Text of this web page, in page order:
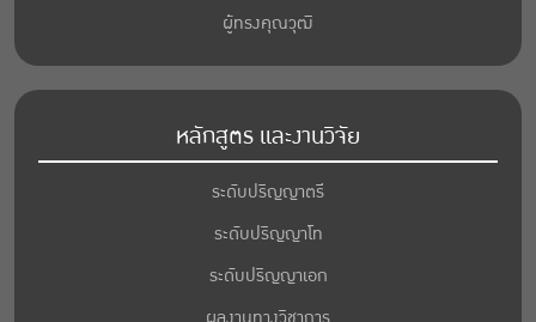
ผู้ทรงคุณวุฒิ
หลักสูตร และงานวิจัย
ระดับปริญญาตรี
ระดับปริญญาโท
ระดับปริญญาเอก